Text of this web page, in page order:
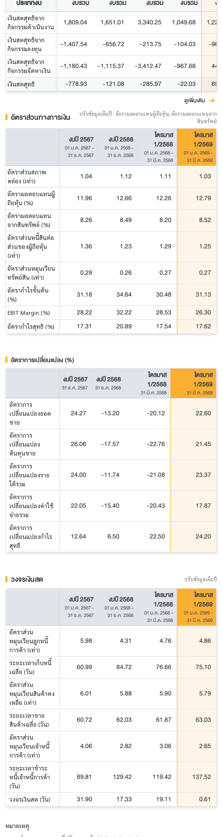
ประเภทงบ งบรวม งบรวม งบรวม งบรวม ง
เงินสดสุทธิจาก
กิจกรรมดำเนินงาน
1,809.04 1,651.01 3,340.25 1,049.68
เงินสดสุทธิจาก
กิจกรรมลงทุน
-1,407.54 -656.72 -213.75 -104.03 -
เงินสดสุทธิจาก
กิจกรรมจัดหาเงิน
-1,180.43 -1,115.37 -3,412.47 -967.68
เงินสดสุทธิ -778.93 -121.08 -285.97 -22.03
ดูเพิ่มเติม
อัตราส่วนทางการเงิน
ปรับข้อมูลเต็มปี : อัตราผลตอบแทนผู้ถือหุ้น, อัตราผลตอบแทนจาก
สินทรัพย์
งบปี 2567
01 ม.ค. 2567-
31 ธ.ค. 2567
งบปี 2568
01 ม.ค. 2568-
31 ธ.ค. 2568
ไตรมาส
1/2568
01 ม.ค. 2568-
31 มี.ค. 2568
ไตรมาส
1/2569
01 ม.ค. 2569-
31 มี.ค. 2569
อัตราส่วนสภาพ
คล่อง (เท่า)
1.04 1.12 1.11 1.03
อัตราผลตอบแทนผู้
ถือหุ้น (%)
11.96 12.66 12.26 12.79
อัตราผลตอบแทน
จากสินทรัพย์ (%)
8.26 8.49 8.20 8.52
อัตราส่วนหนี้สินต่อ
ส่วนของผู้ถือหุ้น
(เท่า)
1.36 1.23 1.29 1.25
อัตราส่วนหมุนเวียน
ทรัพย์สิน (เท่า)
0.29 0.26 0.27 0.27
อัตรากำไรขั้นต้น
(%)
31.18 34.64 30.48 31.13
EBIT Margin (%) 28.22 32.22 28.53 26.30
อัตรากำไรสุทธิ (%) 17.31 20.89 17.54 17.62
อัตราการเปลี่ยนแปลง (%)
งบปี 2567
31 ธ.ค. 2567
งบปี 2568
31 ธ.ค. 2568
ไตรมาส
1/2568
31 มี.ค. 2568
ไตรมาส
1/2569
31 มี.ค. 2569
อัตราการ
เปลี่ยนแปลงยอด
ขาย
24.27 -13.20 -20.12 22.60
อัตราการ
เปลี่ยนแปลง
ต้นทุนขาย
26.06 -17.57 -22.76 21.45
อัตราการ
เปลี่ยนแปลงราย
ได้รวม
24.00 -11.74 -21.08 23.37
อัตราการ
เปลี่ยนแปลงค่าใช้
จ่ายรวม
22.05 -15.40 -20.43 17.87
อัตราการ
เปลี่ยนแปลงกำไร
สุทธิ
12.64 6.50 22.50 24.20
วงจรเงินสด ปรับข้อมูลเต็มปี
งบปี 2567
01 ม.ค. 2567-
31 ธ.ค. 2567
งบปี 2568
01 ม.ค. 2568-
31 ธ.ค. 2568
ไตรมาส
1/2568
01 ม.ค. 2568-
31 มี.ค. 2568
ไตรมาส
1/2569
01 ม.ค. 2569-
31 มี.ค. 2569
อัตราส่วน
หมุนเวียนลูกหนี้
การค้า (เท่า)
5.98 4.31 4.76 4.86
ระยะเวลาเก็บหนี้
เฉลี่ย (วัน)
60.99 84.72 76.66 75.10
อัตราส่วน
หมุนเวียนสินค้าคง
เหลือ (เท่า)
6.01 5.88 5.90 5.79
ระยะเวลาขาย
สินค้าเฉลี่ย (วัน)
60.72 62.03 61.87 63.03
อัตราส่วน
หมุนเวียนเจ้าหนี้
การค้า (เท่า)
4.06 2.82 3.06 2.65
ระยะเวลาชำระ
หนี้เจ้าหนี้การค้า
(วัน)
89.81 129.42 119.42 137.52
วงจรเงินสด (วัน) 31.90 17.33 19.11 0.61
หมายเหตุ